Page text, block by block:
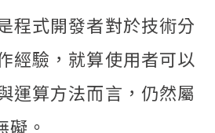
程式開發者對於技術分
經驗，就算使用者可以
運算方法而言，仍然屬
。